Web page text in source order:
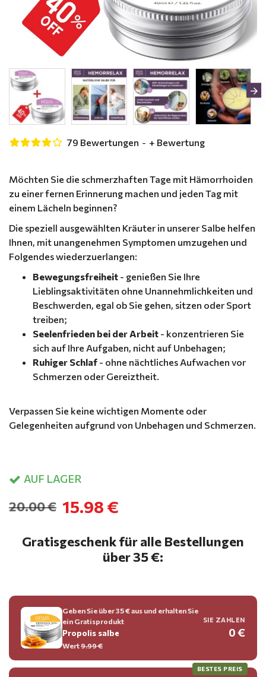
Möchten Sie die schmerzhaften Tage mit Hämorrhoiden
zu einer fernen Erinnerung machen und jeden Tag mit
einem Lächeln beginnen?
Die speziell ausgewählten Kräuter in unserer Salbe helfen
Ihnen, mit unangenehmen Symptomen umzugehen und
Folgendes wiederzuerlangen:
Bewegungsfreiheit - genießen Sie Ihre
Lieblingsaktivitäten ohne Unannehmlichkeiten und
Beschwerden, egal ob Sie gehen, sitzen oder Sport
treiben;
Seelenfrieden bei der Arbeit - konzentrieren Sie
sich auf Ihre Aufgaben, nicht auf Unbehagen;
Ruhiger Schlaf - ohne nächtliches Aufwachen vor
Schmerzen oder Gereiztheit.
Verpassen Sie keine wichtigen Momente oder
Gelegenheiten aufgrund von Unbehagen und Schmerzen.
AUF LAGER
79 Bewertungen - + Bewertung
15.98 €
20.00 €
Gratisgeschenk für alle Bestellungen
über 35 €:
Geben Sie über 35 € aus und erhalten Sie
ein Gratisprodukt
Propolis salbe
Wert9.99 €
SIE ZAHLEN
0 €
BESTES PREIS